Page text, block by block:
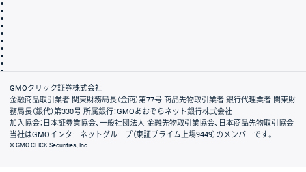
会社案内
GMOクリック証券株式会社
金融商品取引業者 関東財務局長（金商）第77号 商品先物取引業者 銀行代理業者 関東財
務局長（銀代）第330号 所属銀行：GMOあおぞらネット銀行株式会社
加入協会：日本証券業協会、一般社団法人 金融先物取引業協会、日本商品先物取引協会
当社はGMOインターネットグループ（東証プライム上場9449）のメンバーです。
© GMO CLICK Securities, Inc.